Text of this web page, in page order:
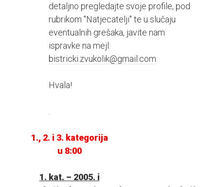
detaljno pregledajte svoje profile, pod
rubrikom "Natjecatelji" te u slučaju
eventualnih grešaka, javite nam
ispravke na mejl:
bistricki.zvukolik@gmail.com
Hvala!
1., 2. i 3. kategorija
u 8:00
1. kat. – 2005. i